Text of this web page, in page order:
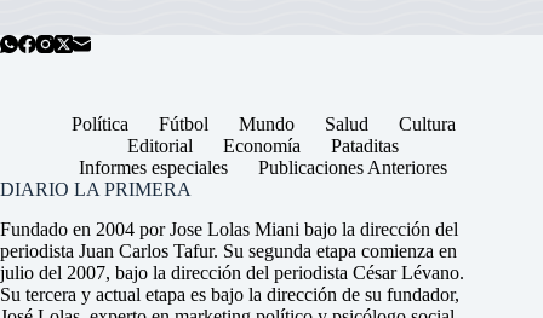
Política Fútbol Mundo Salud
Cultura
Editorial
Economía
Pataditas
Informes especiales
Publicaciones Anteriores
DIARIO LA PRIMERA
Fundado en 2004 por Jose Lolas Miani bajo la dirección del
periodista Juan Carlos Tafur. Su segunda etapa comienza en
julio del 2007, bajo la dirección del periodista César Lévano.
Su tercera y actual etapa es bajo la dirección de su fundador,